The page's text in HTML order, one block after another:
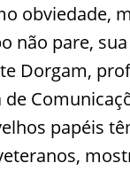
obviedade,
não pare,
Dorgam,
papéis